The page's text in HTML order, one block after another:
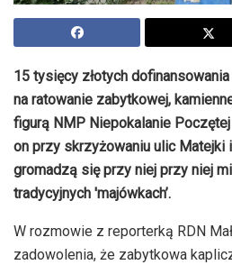
15 tysięcy złotych
na ratowanie zabytkowej,
figurą NMP Niepokalanie
on przy skrzyżowaniu ulic Matejki
gromadzą się przy niej przy niej
tradycyjnych 'majówkach’.
W rozmowie z reporterką RDN
zadowolenia, że zabytkowa